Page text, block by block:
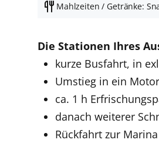
Mahlzeiten / Getränke:
Die Stationen Ihres
kurze Busfahrt, in
Umstieg in ein
ca. 1 h
danach weiterer
Rückfahrt zur